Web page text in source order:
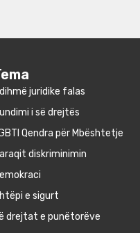
juridike falas
i së drejtës
Qendra për Mbështetje
diskriminimin
e sigurt
drejtat e punëtorëve